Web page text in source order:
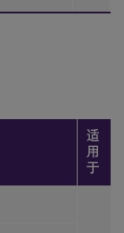
适
用
于